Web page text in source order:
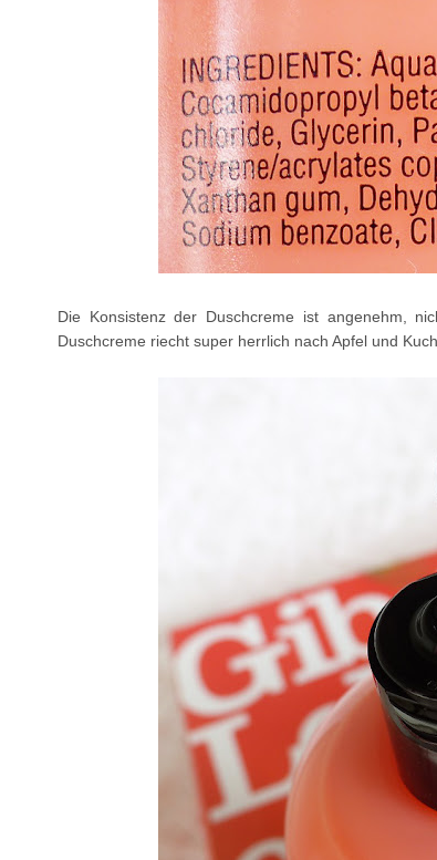
Die Konsistenz der Duschcreme ist angenehm,
Duschcreme riecht super herrlich nach Apfel und